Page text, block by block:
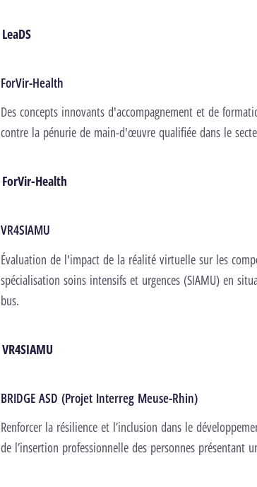
LeaDS
ForVir-Health
Des concepts innovants d'accompagnement et de
contre la pénurie de main-d'œuvre qualifiée dans le
ForVir-Health
VR4SIAMU
Évaluation de l'impact de la réalité virtuelle sur les
spécialisation soins intensifs et urgences (SIAMU) en
bus.
VR4SIAMU
BRIDGE ASD (Projet Interreg Meuse-Rhin)
Renforcer la résilience et l’inclusion dans le
de l’insertion professionnelle des personnes présentant